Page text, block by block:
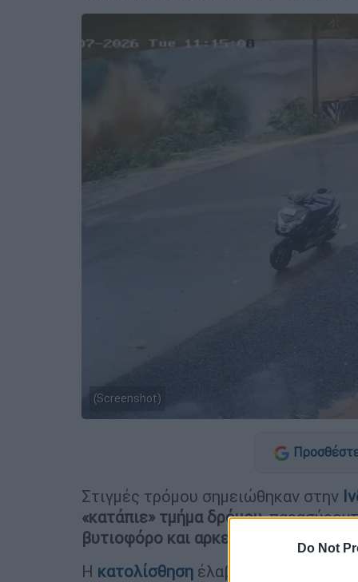
Do Not
(Screenshot)
Στιγμές τρόμου σημειώθηκαν στην
«κατάπιε» τμήμα δρόμου,
βυτιοφόρο και αρκετά οχήματα
Η κατολίσθηση έλαβε χώρα στην